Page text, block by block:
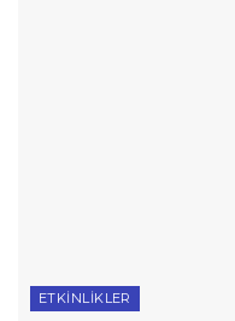
ETKINLIKLER